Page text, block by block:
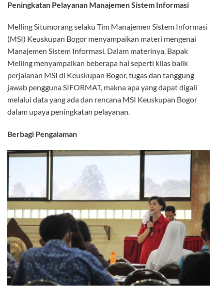
Peningkatan Pelayanan Manajemen Sistem Informasi
Melling Situmorang selaku Tim Manajemen Sistem Informasi
(MSI) Keuskupan Bogor menyampaikan materi mengenai
Manajemen Sistem Informasi. Dalam materinya, Bapak
Melling menyampaikan beberapa hal seperti kilas balik
perjalanan MSI di Keuskupan Bogor, tugas dan tanggung
jawab pengguna SIFORMAT, makna apa yang dapat digali
melalui data yang ada dan rencana MSI Keuskupan Bogor
dalam upaya peningkatan pelayanan.
Berbagi Pengalaman